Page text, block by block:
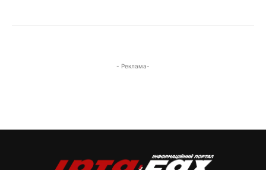
- Реклама-